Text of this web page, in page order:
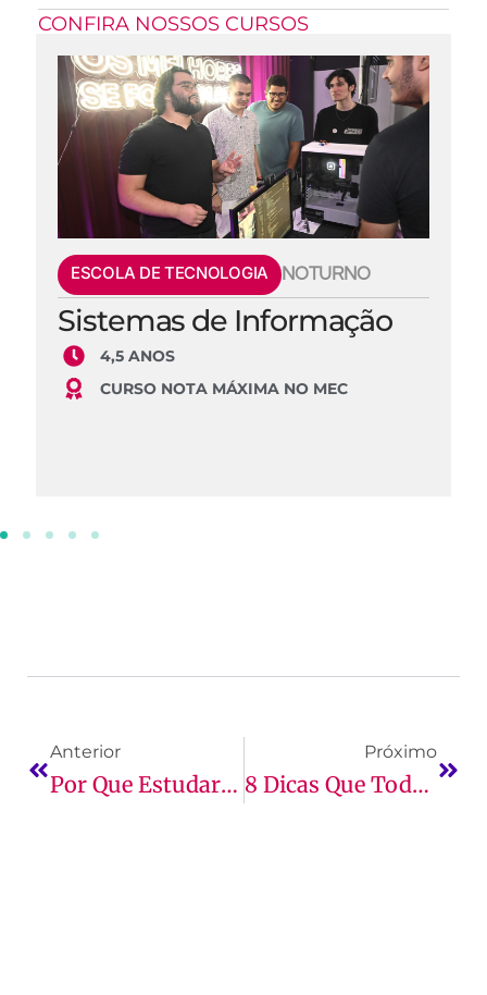
CONFIRA NOSSOS CURSOS
ESCOLA DE TECNOLOGIA NOTURNO
Sistemas de Informação
4,5 ANOS
CURSO NOTA MÁXIMA NO MEC
Anterior
Por Que Estudar Engenharia Civil?
Próximo
8 Dicas Que Todo Estudante De Enfermagem Deve Saber